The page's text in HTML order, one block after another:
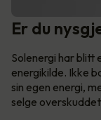
Er du
Solenergi har
energikilde. Ikke
sin egen energi,
selge